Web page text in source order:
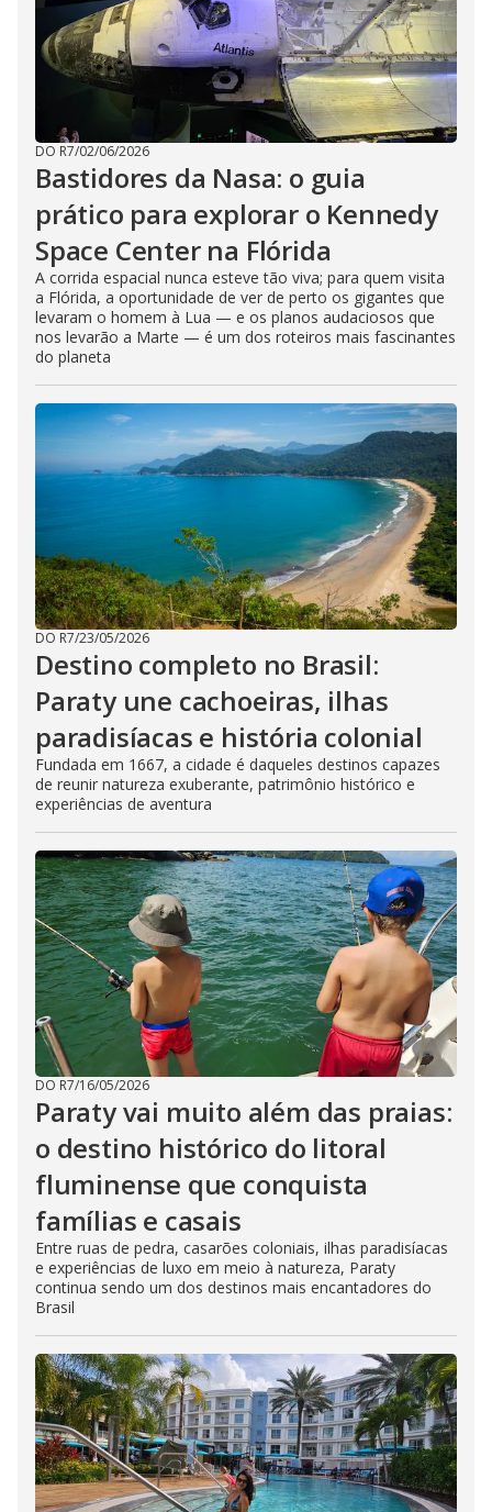
DO R7/02/06/2026
Bastidores da Nasa: o guia
prático para explorar o Kennedy
Space Center na Flórida
A corrida espacial nunca esteve tão viva; para quem visita
a Flórida, a oportunidade de ver de perto os gigantes que
levaram o homem à Lua — e os planos audaciosos que
nos levarão a Marte — é um dos roteiros mais fascinantes
do planeta
DO R7/23/05/2026
Destino completo no Brasil:
Paraty une cachoeiras, ilhas
paradisíacas e história colonial
Fundada em 1667, a cidade é daqueles destinos capazes
de reunir natureza exuberante, patrimônio histórico e
experiências de aventura
DO R7/16/05/2026
Paraty vai muito além das praias:
o destino histórico do litoral
fluminense que conquista
famílias e casais
Entre ruas de pedra, casarões coloniais, ilhas paradisíacas
e experiências de luxo em meio à natureza, Paraty
continua sendo um dos destinos mais encantadores do
Brasil